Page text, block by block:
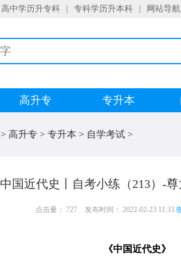
高中学历升专科 专科学历升本科 网站导航
高升专 专升本
> 高升专 > 专升本 > 自学考试 >
中国近代史丨自考小练（213）-
点击量： 727 发布时间： 2022-02-23 11:33
《中国近代史》